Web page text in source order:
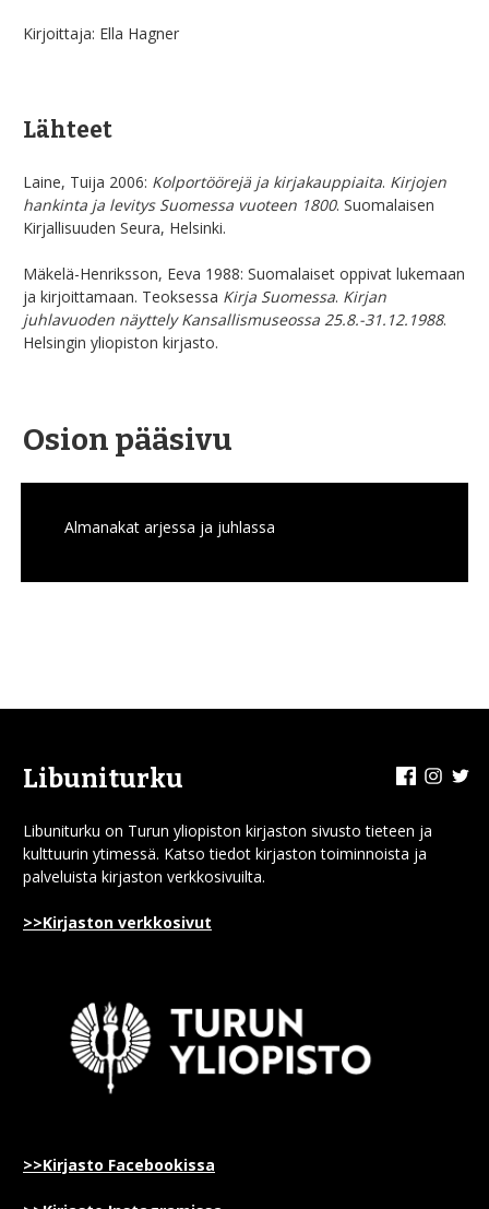
Kirjoittaja: Ella Hagner
Lähteet
Laine, Tuija 2006: Kolportöörejä ja kirjakauppiaita. Kirjojen
hankinta ja levitys Suomessa vuoteen 1800. Suomalaisen
Kirjallisuuden Seura, Helsinki.
Mäkelä-Henriksson, Eeva 1988: Suomalaiset oppivat lukemaan
ja kirjoittamaan. Teoksessa Kirja Suomessa. Kirjan
juhlavuoden näyttely Kansallismuseossa 25.8.-31.12.1988.
Helsingin yliopiston kirjasto.
Osion pääsivu
Almanakat arjessa ja juhlassa
Libuniturku Facebook
Libuniturku on Turun yliopiston kirjaston sivusto tieteen ja
kulttuurin ytimessä. Katso tiedot kirjaston toiminnoista ja
palveluista kirjaston verkkosivuilta.
>>Kirjaston verkkosivut
>>Kirjasto Facebookissa